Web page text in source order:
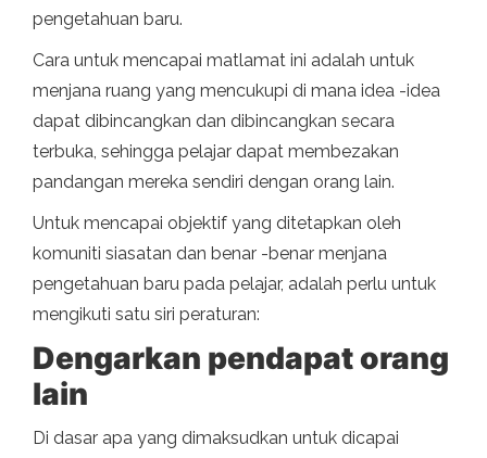
pengetahuan baru.
Cara untuk mencapai matlamat ini adalah untuk
menjana ruang yang mencukupi di mana idea -idea
dapat dibincangkan dan dibincangkan secara
terbuka, sehingga pelajar dapat membezakan
pandangan mereka sendiri dengan orang lain.
Untuk mencapai objektif yang ditetapkan oleh
komuniti siasatan dan benar -benar menjana
pengetahuan baru pada pelajar, adalah perlu untuk
mengikuti satu siri peraturan:
Dengarkan pendapat orang
lain
Di dasar apa yang dimaksudkan untuk dicapai